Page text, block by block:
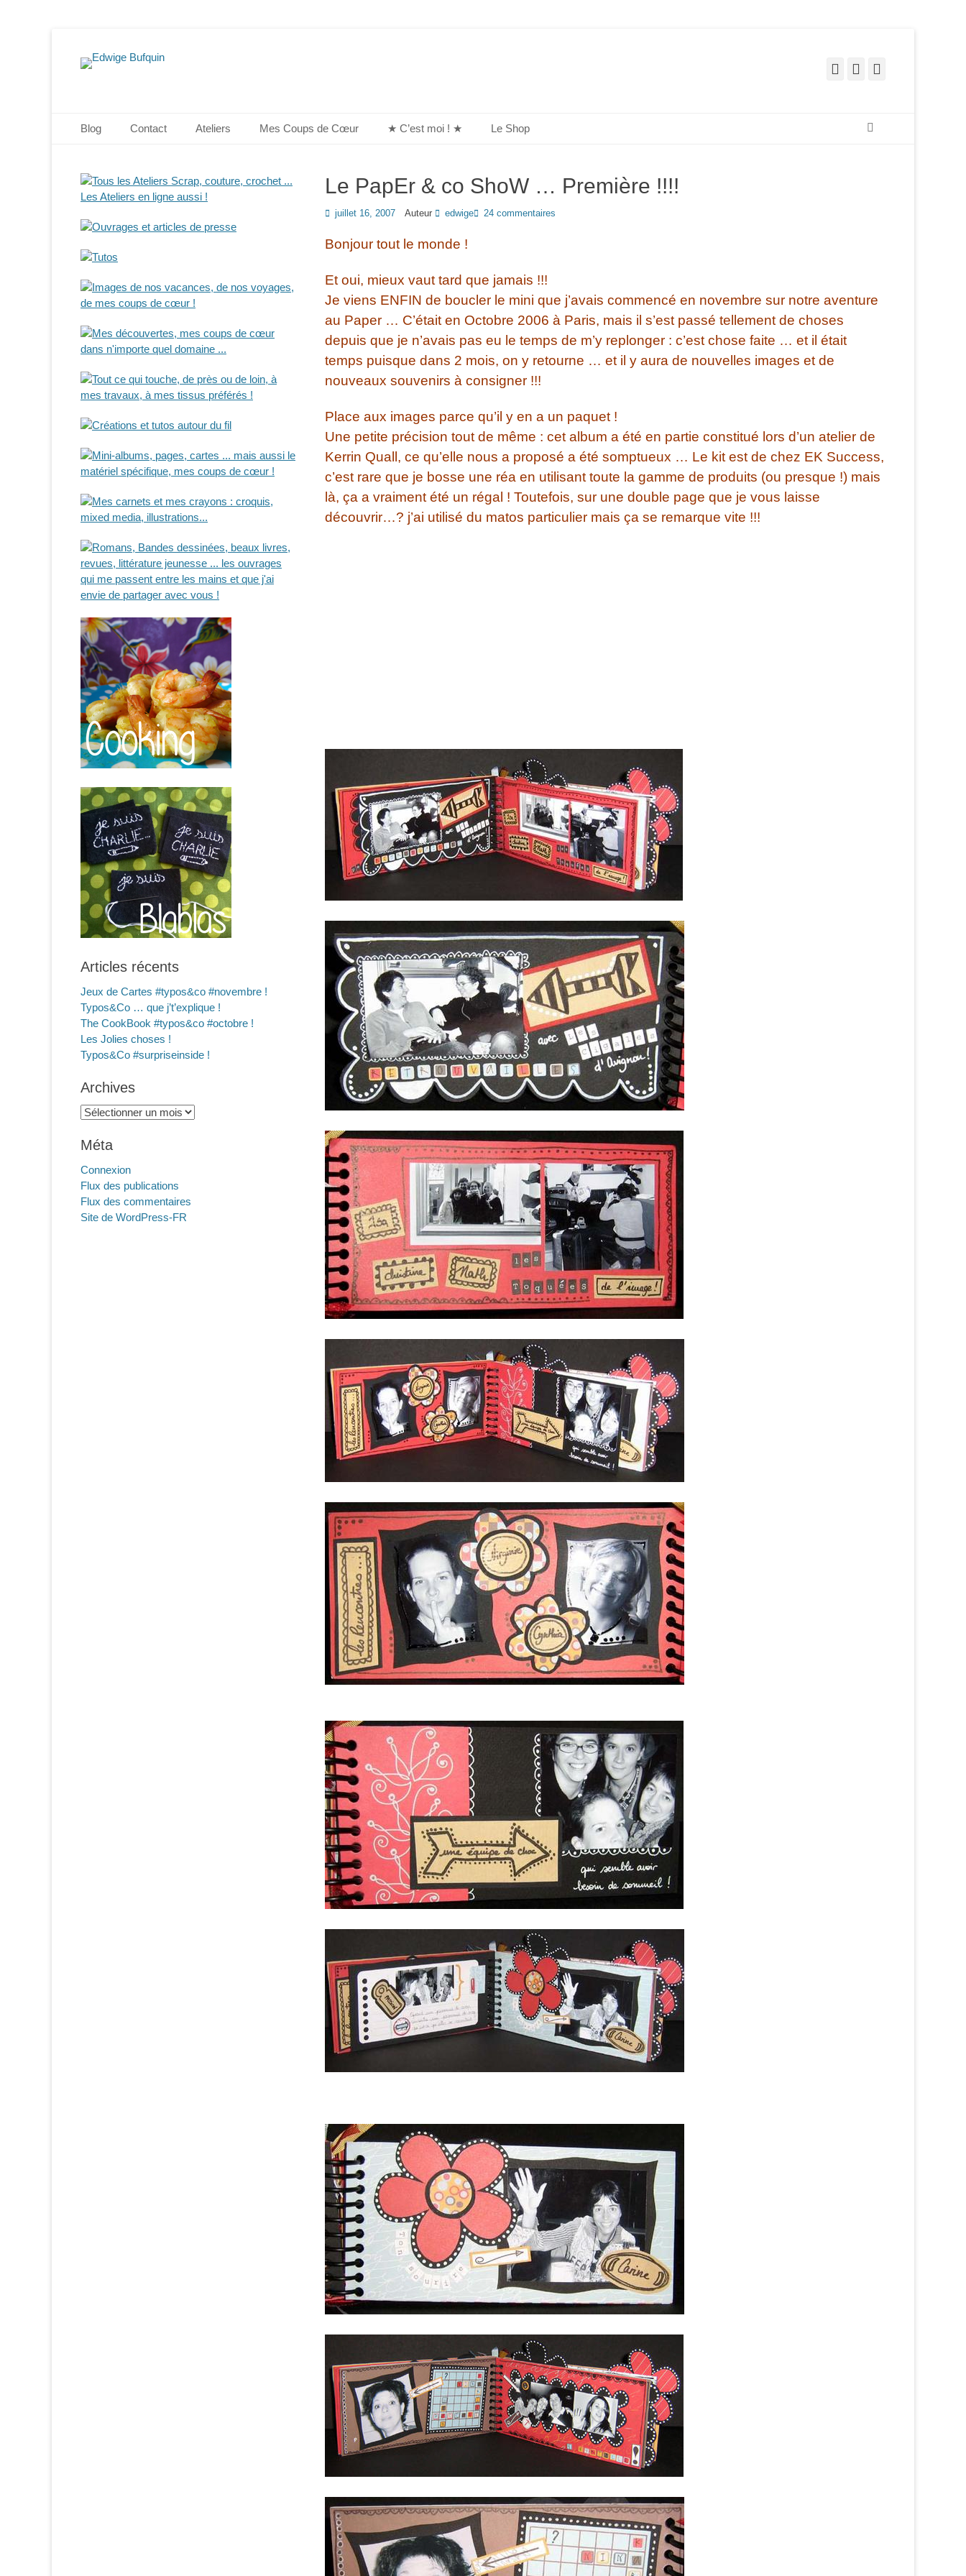
Edwige Bufquin FacebookPinterest
Menu principal
Blog Contact Ateliers Mes Coups de Cœur ★ C’est moi ! ★ Le Shop
Le PapEr & co ShoW … Première !!!!
Posted
juillet 16, 2007 Auteur edwige 24 commentaires
Bonjour tout le monde !
Et oui, mieux vaut tard que jamais !!!
Je viens ENFIN de boucler le mini que j’avais commencé en novembre sur notre aventure
au Paper … C’était en Octobre 2006 à Paris, mais il s’est passé tellement de choses
depuis que je n’avais pas eu le temps de m’y replonger : c’est chose faite … et il était
temps puisque dans 2 mois, on y retourne … et il y aura de nouvelles images et de
nouveaux souvenirs à consigner !!!
Place aux images parce qu’il y en a un paquet !
Une petite précision tout de même : cet album a été en partie constitué lors d’un atelier de
Kerrin Quall, ce qu’elle nous a proposé a été somptueux … Le kit est de chez EK Success,
c’est rare que je bosse une réa en utilisant toute la gamme de produits (ou presque !) mais
là, ça a vraiment été un régal ! Toutefois, sur une double page que je vous laisse
découvrir…? j’ai utilisé du matos particulier mais ça se remarque vite !!!
Articles récents
Jeux de Cartes #typos&co #novembre !
Typos&Co … que j’t’explique !
The CookBook #typos&co #octobre !
Les Jolies choses !
Typos&Co #surpriseinside !
Archives
Archives
Méta
Connexion
Flux des publications
Flux des commentaires
Site de WordPress-FR